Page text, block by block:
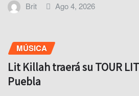
Brit Ago 4, 2026
MÚSICA
Lit Killah traerá su TOUR
Puebla